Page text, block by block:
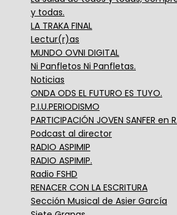
y todas.
LA TRAKA FINAL
Lectur(r)as
MUNDO OVNI DIGITAL
Ni Panfletos Ni Panfletas.
Noticias
ONDA ODS EL FUTURO ES TUYO.
P.I.U.PERIODISMO
PARTICIPACIÓN JOVEN SANFER en
Podcast al director
RADIO ASPIMIP
RADIO ASPIMIP.
Radio FSHD
RENACER CON LA ESCRITURA
Sección Musical de Asier García